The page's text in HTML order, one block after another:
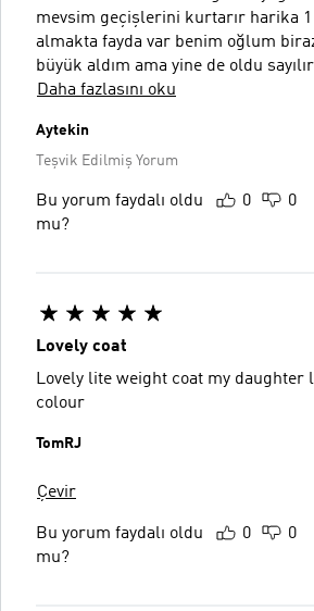
mevsim geçişlerini kurtarır harika 1
almakta fayda var benim oğlum
büyük aldım ama yine de oldu sayılır
Daha fazlasını oku
Aytekin
Teşvik Edilmiş Yorum
Bu yorum faydalı oldu
mu?
0 0
Lovely coat
Lovely lite weight coat my daughter
colour
TomRJ
Çevir
Bu yorum faydalı oldu
mu?
0 0